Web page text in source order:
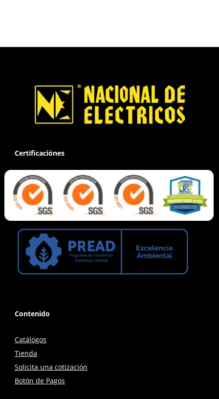
Certificaciónes
Contenido
Catálogos
Tienda
Solicita una cotización
Botón de Pagos